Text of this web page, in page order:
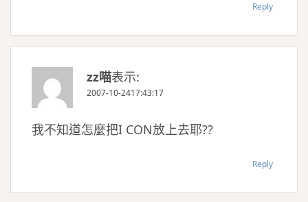
Reply
zz喵表示:
2007-10-2417:43:17
我不知道怎麼把I CON放上去耶??
Reply